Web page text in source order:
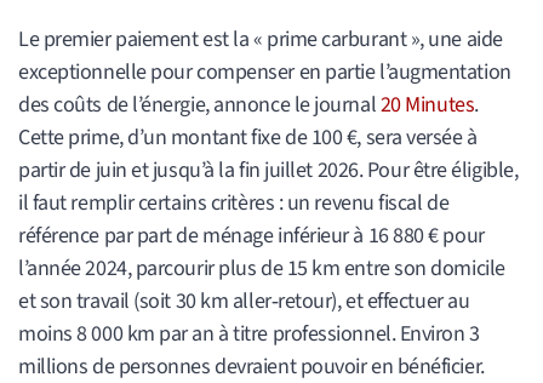
Le premier paiement est la « prime carburant », une aide
exceptionnelle pour compenser en partie l’augmentation
des coûts de l’énergie, annonce le journal20 Minutes.
Cette prime, d’un montant fixe de 100 €, sera versée à
partir de juin et jusqu’à la fin juillet 2026. Pour être éligible,
il faut remplir certains critères : un revenu fiscal de
référence par part de ménage inférieur à 16 880 € pour
l’année 2024, parcourir plus de 15 km entre son domicile
et son travail (soit 30 km aller‑retour), et effectuer au
moins 8 000 km par an à titre professionnel. Environ 3
millions de personnes devraient pouvoir en bénéficier.